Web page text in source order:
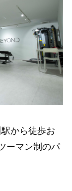
から徒歩お
ーマン制のパ